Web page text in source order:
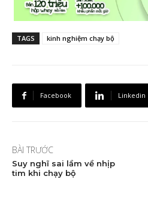
TAGS kinh nghiệm chạy bộ
Facebook Linkedin
BÀI TRƯỚC
Suy nghĩ sai lầm về nhịp
tim khi chạy bộ